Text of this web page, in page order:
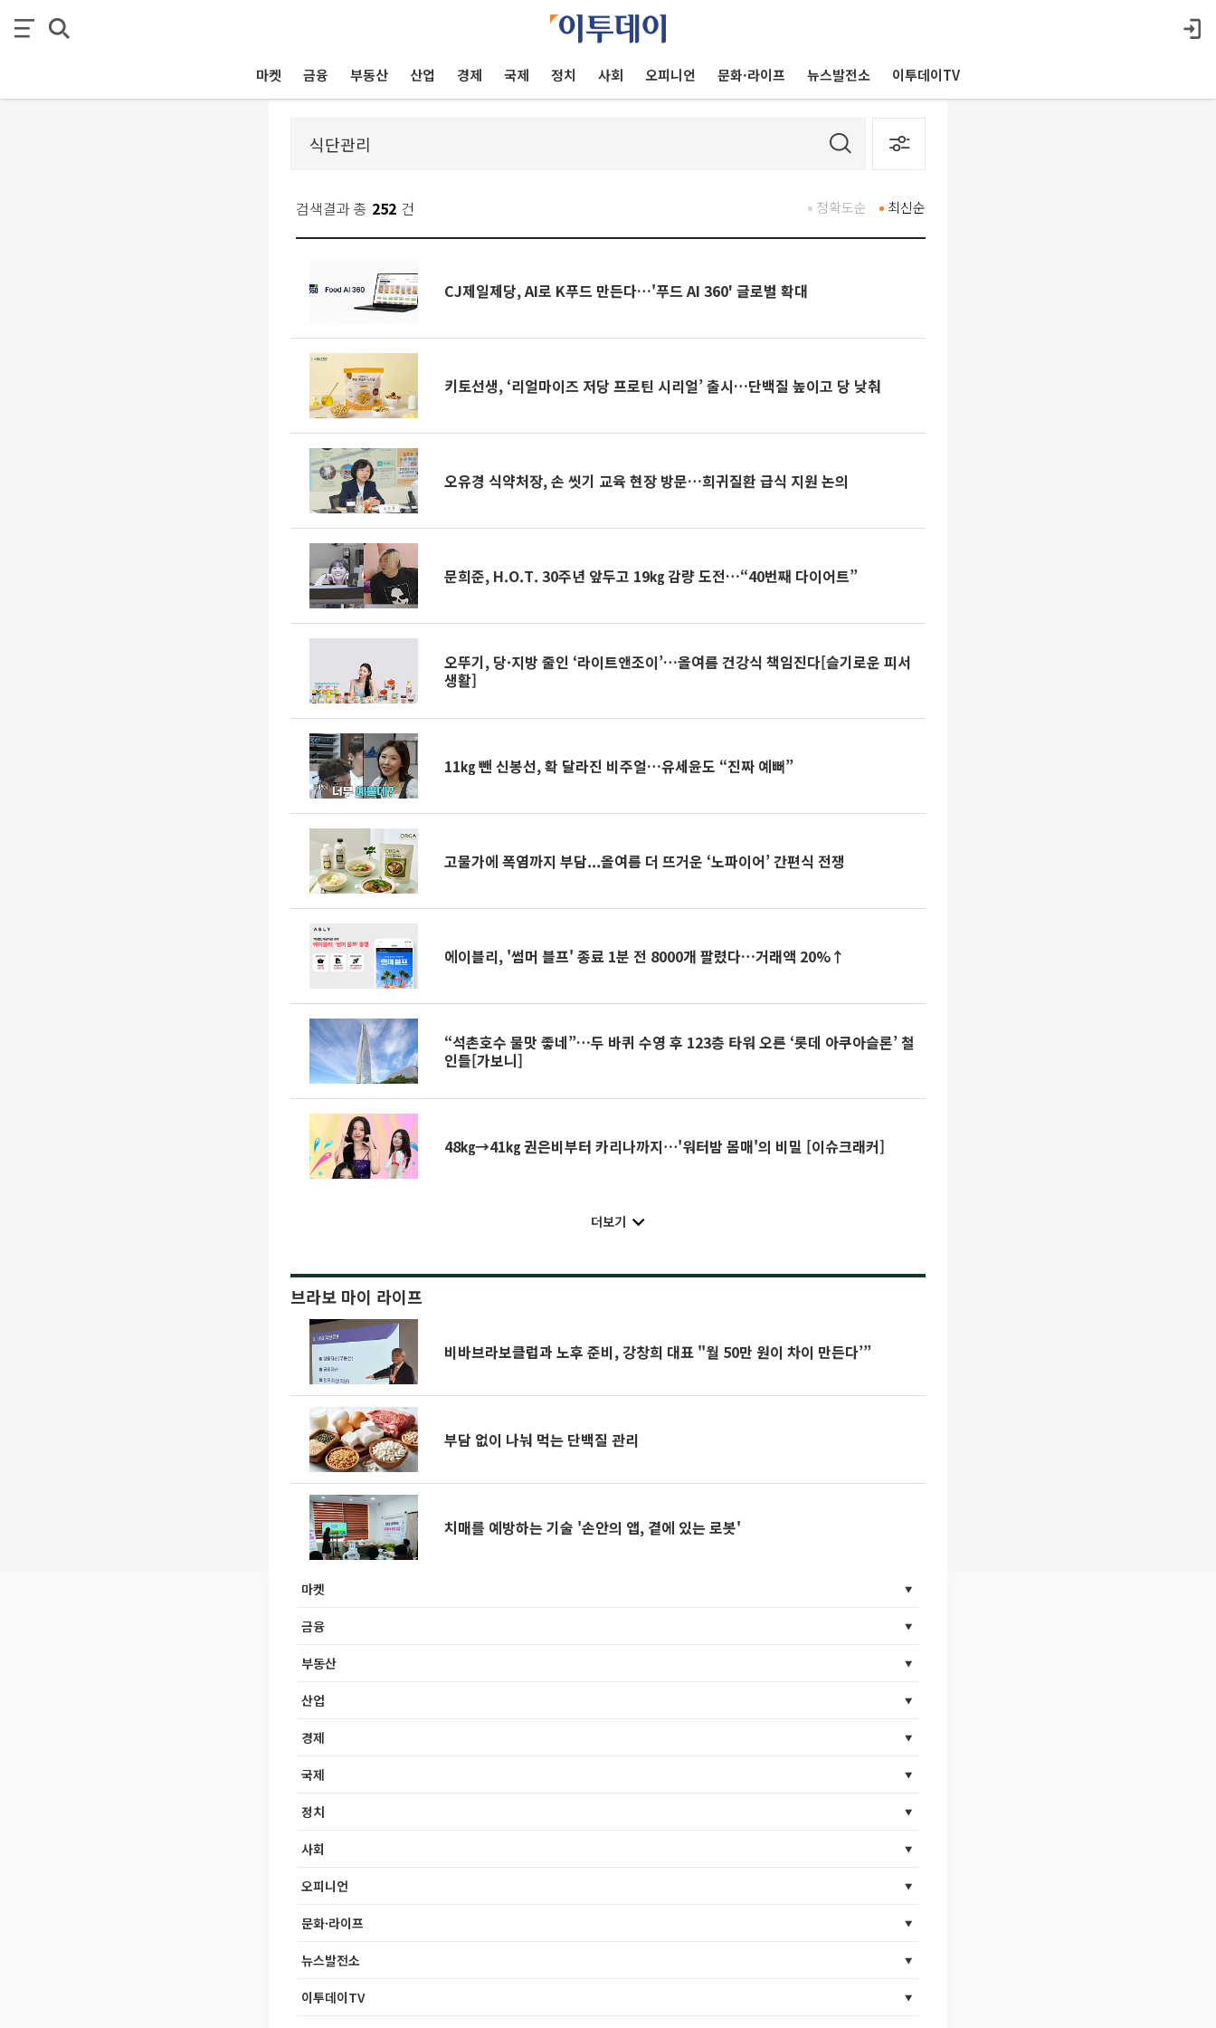
마켓 금융 부동산 산업 경제 국제 정치 사회 오피니언 문화·라이프 뉴스발전소 이투데이TV
검색결과 총 252 건 최신순
정확도순
CJ제일제당, AI로 K푸드 만든다…'푸드 AI 360' 글로벌 확대
키토선생, ‘리얼마이즈 저당 프로틴 시리얼’ 출시…단백질 높이고 당 낮춰
오유경 식약처장, 손 씻기 교육 현장 방문…희귀질환 급식 지원 논의
문희준, H.O.T. 30주년 앞두고 19㎏ 감량 도전…“40번째 다이어트”
오뚜기, 당·지방 줄인 ‘라이트앤조이’…올여름 건강식 책임진다[슬기로운 피서
생활]
11㎏ 뺀 신봉선, 확 달라진 비주얼…유세윤도 “진짜 예뻐”
고물가에 폭염까지 부담...올여름 더 뜨거운 ‘노파이어’ 간편식 전쟁
에이블리, '썸머 블프' 종료 1분 전 8000개 팔렸다…거래액 20%↑
“석촌호수 물맛 좋네”…두 바퀴 수영 후 123층 타워 오른 ‘롯데 아쿠아슬론’ 철
인들[가보니]
48㎏→41㎏ 권은비부터 카리나까지⋯'워터밤 몸매'의 비밀 [이슈크래커]
더보기
브라보 마이 라이프
비바브라보클럽과 노후 준비, 강창희 대표 "월 50만 원이 차이 만든다’”
부담 없이 나눠 먹는 단백질 관리
치매를 예방하는 기술 '손안의 앱, 곁에 있는 로봇'
마켓
금융
부동산
산업
경제
국제
정치
사회
오피니언
문화·라이프
뉴스발전소
이투데이TV